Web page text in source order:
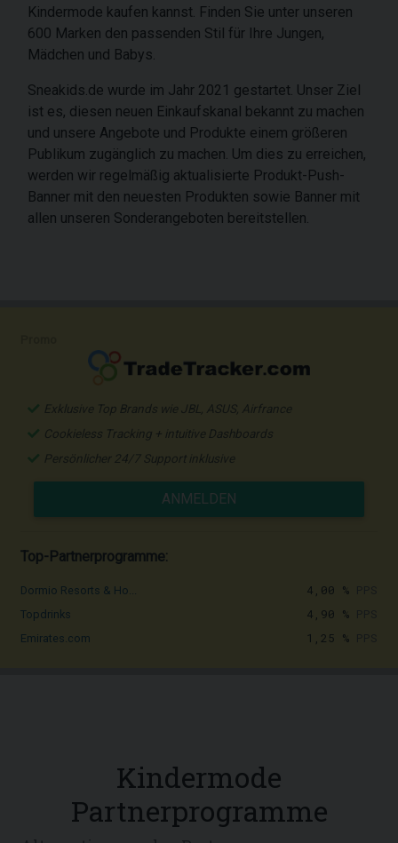
Kindermode kaufen kannst. Finden Sie unter unseren
600 Marken den passenden Stil für Ihre Jungen,
Mädchen und Babys.
Sneakids.de wurde im Jahr 2021 gestartet. Unser Ziel
ist es, diesen neuen Einkaufskanal bekannt zu machen
und unsere Angebote und Produkte einem größeren
Publikum zugänglich zu machen. Um dies zu erreichen,
werden wir regelmäßig aktualisierte Produkt-Push-
Banner mit den neuesten Produkten sowie Banner mit
allen unseren Sonderangeboten bereitstellen.
Exklusive Top Brands wie JBL, ASUS, Airfrance
Cookieless Tracking + intuitive Dashboards
Persönlicher 24/7 Support inklusive
ANMELDEN
Top-Partnerprogramme:
Dormio Resorts & Ho... 4,00 %
Topdrinks 4,90 %
Emirates.com 1,25 %
Kindermode
Partnerprogramme